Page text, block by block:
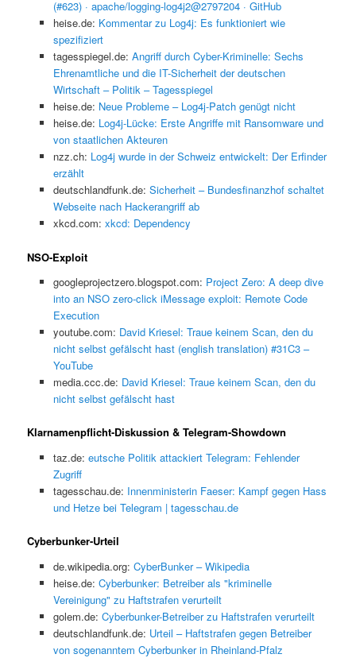
(#623) · apache/logging-log4j2@2797204 · GitHub
heise.de: Kommentar zu Log4j: Es funktioniert wie
spezifiziert
tagesspiegel.de: Angriff durch Cyber-Kriminelle: Sechs
Ehrenamtliche und die IT-Sicherheit der deutschen
Wirtschaft – Politik – Tagesspiegel
heise.de: Neue Probleme – Log4j-Patch genügt nicht
heise.de: Log4j-Lücke: Erste Angriffe mit Ransomware und
von staatlichen Akteuren
nzz.ch: Log4j wurde in der Schweiz entwickelt: Der Erfinder
erzählt
deutschlandfunk.de: Sicherheit – Bundesfinanzhof schaltet
Webseite nach Hackerangriff ab
xkcd.com: xkcd: Dependency
NSO-Exploit
googleprojectzero.blogspot.com: Project Zero: A deep dive
into an NSO zero-click iMessage exploit: Remote Code
Execution
youtube.com: David Kriesel: Traue keinem Scan, den du
nicht selbst gefälscht hast (english translation) #31C3 –
YouTube
media.ccc.de: David Kriesel: Traue keinem Scan, den du
nicht selbst gefälscht hast
Klarnamenpflicht-Diskussion & Telegram-Showdown
taz.de: eutsche Politik attackiert Telegram: Fehlender
Zugriff
tagesschau.de: Innenministerin Faeser: Kampf gegen Hass
und Hetze bei Telegram | tagesschau.de
Cyberbunker-Urteil
de.wikipedia.org: CyberBunker – Wikipedia
heise.de: Cyberbunker: Betreiber als "kriminelle
Vereinigung" zu Haftstrafen verurteilt
golem.de: Cyberbunker-Betreiber zu Haftstrafen verurteilt
deutschlandfunk.de: Urteil – Haftstrafen gegen Betreiber
von sogenanntem Cyberbunker in Rheinland-Pfalz